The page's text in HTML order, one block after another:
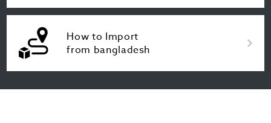
How to Import
from bangladesh